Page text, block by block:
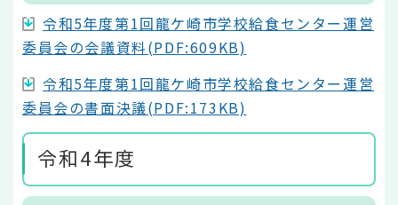
令和5年度第1回龍ケ崎市学校給食センター運営
委員会の会議資料(PDF:609KB)
令和5年度第1回龍ケ崎市学校給食センター運営
委員会の書面決議(PDF:173KB)
令和4年度